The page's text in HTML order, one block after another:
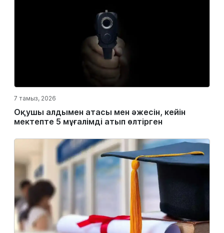
7 тамыз, 2026
Оқушы алдымен атасы мен әжесін, кейін
мектепте 5 мұғалімді атып өлтірген